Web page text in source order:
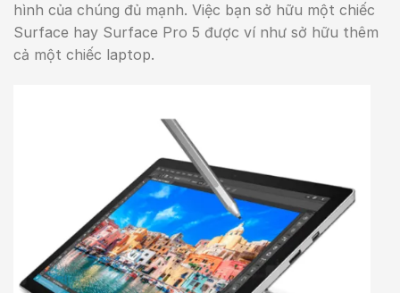
hình của chúng đủ mạnh. Việc bạn sở hữu một chiếc
Surface hay Surface Pro 5 được ví như sở hữu thêm
cả một chiếc laptop.